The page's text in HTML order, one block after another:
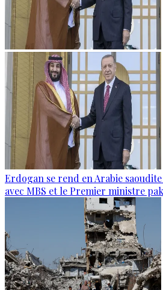
Erdogan se rend en Arabie
avec MBS et le Premier ministre